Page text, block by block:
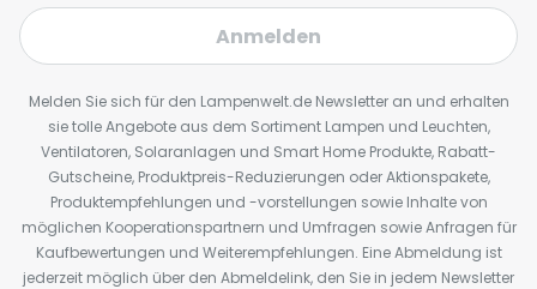
Anmelden
Melden Sie sich für den Lampenwelt.de Newsletter an und erhalten
sie tolle Angebote aus dem Sortiment Lampen und Leuchten,
Ventilatoren, Solaranlagen und Smart Home Produkte, Rabatt-
Gutscheine, Produktpreis-Reduzierungen oder Aktionspakete,
Produktempfehlungen und -vorstellungen sowie Inhalte von
möglichen Kooperationspartnern und Umfragen sowie Anfragen für
Kaufbewertungen und Weiterempfehlungen. Eine Abmeldung ist
jederzeit möglich über den Abmeldelink, den Sie in jedem Newsletter